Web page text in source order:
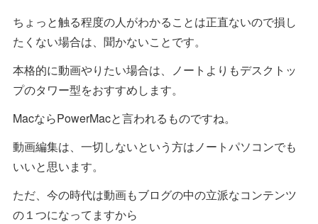
ちょっと触る程度の人がわかることは正直ないので損し
たくない場合は、聞かないことです。
本格的に動画やりたい場合は、ノートよりもデスクトッ
プのタワー型をおすすめします。
MacならPowerMacと言われるものですね。
動画編集は、一切しないという方はノートパソコンでも
いいと思います。
ただ、今の時代は動画もブログの中の立派なコンテンツ
の１つになってますから